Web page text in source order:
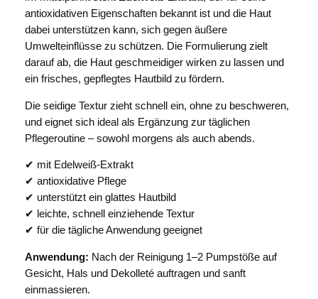
antioxidativen Eigenschaften bekannt ist und die Haut
dabei unterstützen kann, sich gegen äußere
Umwelteinflüsse zu schützen. Die Formulierung zielt
darauf ab, die Haut geschmeidiger wirken zu lassen und
ein frisches, gepflegtes Hautbild zu fördern.
Die seidige Textur zieht schnell ein, ohne zu beschweren,
und eignet sich ideal als Ergänzung zur täglichen
Pflegeroutine – sowohl morgens als auch abends.
✔ mit Edelweiß-Extrakt
✔ antioxidative Pflege
✔ unterstützt ein glattes Hautbild
✔ leichte, schnell einziehende Textur
✔ für die tägliche Anwendung geeignet
Anwendung: Nach der Reinigung 1–2 Pumpstöße auf
Gesicht, Hals und Dekolleté auftragen und sanft
einmassieren.